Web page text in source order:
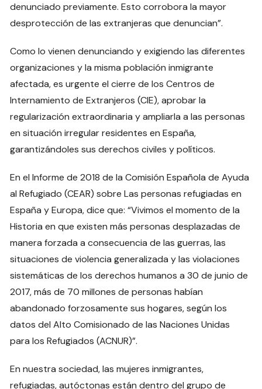
denunciado previamente. Esto corrobora la mayor
desprotección de las extranjeras que denuncian”.
Como lo vienen denunciando y exigiendo las diferentes
organizaciones y la misma población inmigrante
afectada, es urgente el cierre de los Centros de
Internamiento de Extranjeros (CIE), aprobar la
regularización extraordinaria y ampliarla a las personas
en situación irregular residentes en España,
garantizándoles sus derechos civiles y políticos.
En el Informe de 2018 de la Comisión Española de Ayuda
al Refugiado (CEAR) sobre Las personas refugiadas en
España y Europa, dice que: “Vivimos el momento de la
Historia en que existen más personas desplazadas de
manera forzada a consecuencia de las guerras, las
situaciones de violencia generalizada y las violaciones
sistemáticas de los derechos humanos a 30 de junio de
2017, más de 70 millones de personas habían
abandonado forzosamente sus hogares, según los
datos del Alto Comisionado de las Naciones Unidas
para los Refugiados (ACNUR)”.
En nuestra sociedad, las mujeres inmigrantes,
refugiadas, autóctonas están dentro del grupo de